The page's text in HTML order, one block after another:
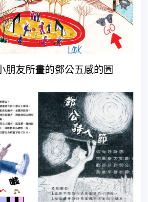
友所畫的鄧公五感的圖